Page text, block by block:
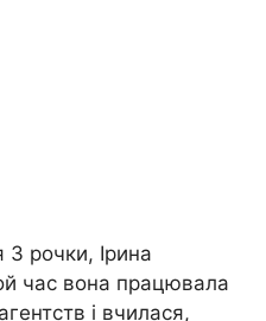
3 рочки, Ірина
час вона працювала
і вчилася,